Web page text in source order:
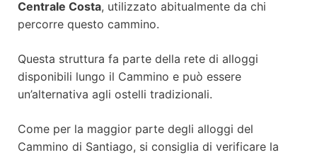
Centrale Costa, utilizzato abitualmente da chi
percorre questo cammino.
Questa struttura fa parte della rete di alloggi
disponibili lungo il Cammino e può essere
un’alternativa agli ostelli tradizionali.
Come per la maggior parte degli alloggi del
Cammino di Santiago, si consiglia di verificare la